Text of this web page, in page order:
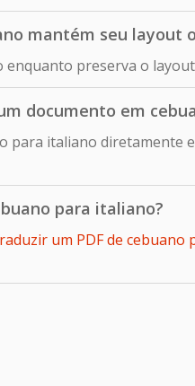
mantém seu layout
preserva o
documento em
para italiano diretamente
para italiano?
um PDF de